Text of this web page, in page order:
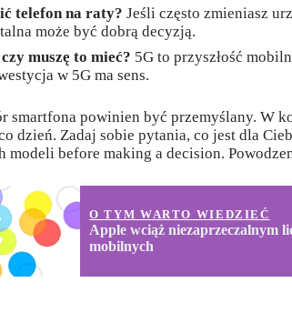
telefon na raty? Jeśli często zmieniasz
może być dobrą decyzją.
muszę to mieć? 5G to przyszłość
w 5G ma sens.
smartfona powinien być przemyślany. W
dzień. Zadaj sobie pytania, co jest dla
modeli before making a decision.
O TYM WARTO WIEDZIEĆ
Apple wciąż niezaprzeczalnym
mobilnych